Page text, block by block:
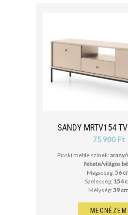
SANDY MRTV154
75 900 Ft
Piaski meble színek: arany/
fekete/világos
Magasság: 56
Szélesség: 154
Mélység: 39
MEGNÉZEM